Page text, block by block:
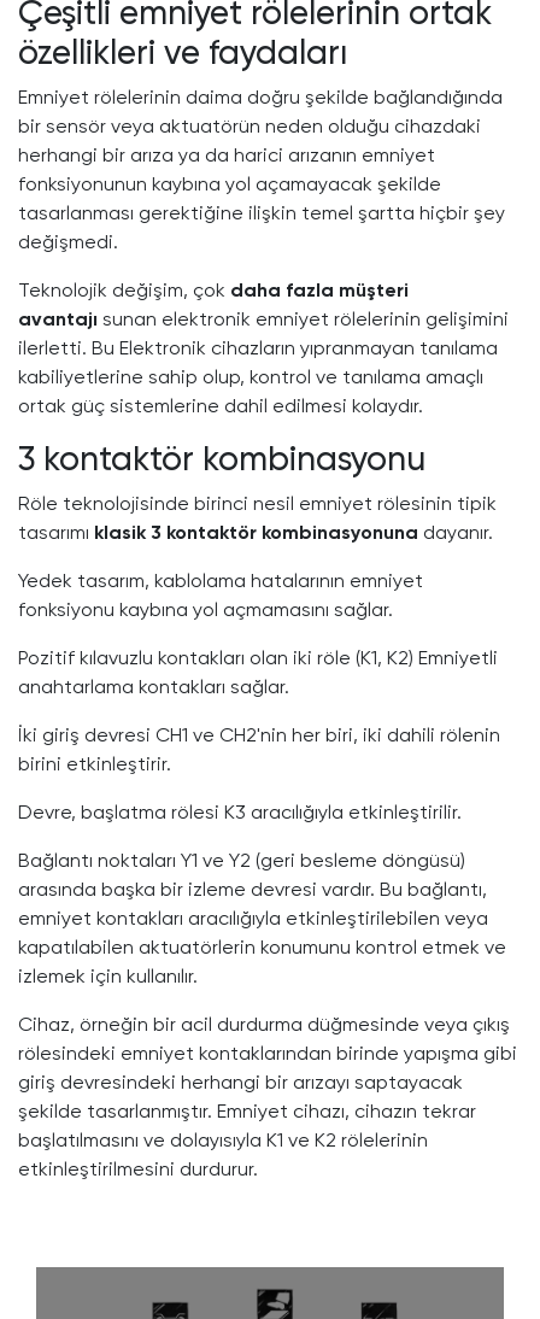
Çeşitli emniyet rölelerinin ortak
özellikleri ve faydaları
Emniyet rölelerinin daima doğru şekilde bağlandığında
bir sensör veya aktuatörün neden olduğu cihazdaki
herhangi bir arıza ya da harici arızanın emniyet
fonksiyonunun kaybına yol açamayacak şekilde
tasarlanması gerektiğine ilişkin temel şartta hiçbir şey
değişmedi.
Teknolojik değişim, çok daha fazla müşteri
avantajı sunan elektronik emniyet rölelerinin gelişimini
ilerletti. Bu Elektronik cihazların yıpranmayan tanılama
kabiliyetlerine sahip olup, kontrol ve tanılama amaçlı
ortak güç sistemlerine dahil edilmesi kolaydır.
3 kontaktör kombinasyonu
Röle teknolojisinde birinci nesil emniyet rölesinin tipik
tasarımı klasik 3 kontaktör kombinasyonuna dayanır.
Yedek tasarım, kablolama hatalarının emniyet
fonksiyonu kaybına yol açmamasını sağlar.
Pozitif kılavuzlu kontakları olan iki röle (K1, K2) Emniyetli
anahtarlama kontakları sağlar.
İki giriş devresi CH1 ve CH2'nin her biri, iki dahili rölenin
birini etkinleştirir.
Devre, başlatma rölesi K3 aracılığıyla etkinleştirilir.
Bağlantı noktaları Y1 ve Y2 (geri besleme döngüsü)
arasında başka bir izleme devresi vardır. Bu bağlantı,
emniyet kontakları aracılığıyla etkinleştirilebilen veya
kapatılabilen aktuatörlerin konumunu kontrol etmek ve
izlemek için kullanılır.
Cihaz, örneğin bir acil durdurma düğmesinde veya çıkış
rölesindeki emniyet kontaklarından birinde yapışma gibi
giriş devresindeki herhangi bir arızayı saptayacak
şekilde tasarlanmıştır. Emniyet cihazı, cihazın tekrar
başlatılmasını ve dolayısıyla K1 ve K2 rölelerinin
etkinleştirilmesini durdurur.